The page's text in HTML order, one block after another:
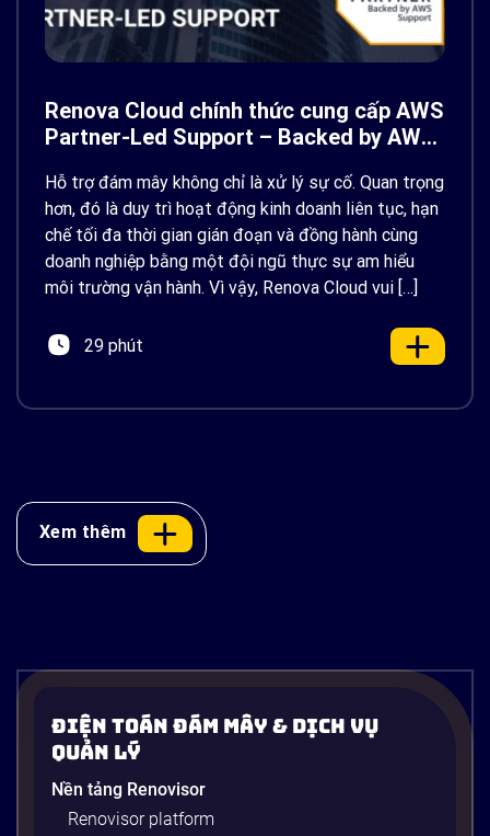
Renova Cloud chính thức cung cấp AWS
Partner-Led Support – Backed by AWS
Hỗ trợ đám mây không chỉ là xử lý sự cố. Quan trọng
hơn, đó là duy trì hoạt động kinh doanh liên tục, hạn
chế tối đa thời gian gián đoạn và đồng hành cùng
doanh nghiệp bằng một đội ngũ thực sự am hiểu
môi trường vận hành. Vì vậy, Renova Cloud vui […]
29 phút
Docker là gì? Container hóa ứng dụng
Một vấn đề cực kỳ quen thuộc trong ngành phần
máy cá nhân, nhưng khi đẩy lên server production
thì toàn lỗi. Lý do? Sự khác biệt về phiên bản thư
Xem thêm
Điện Toán Đám Mây & Dịch Vụ
Quản Lý
Nền tảng Renovisor
Renovisor platform